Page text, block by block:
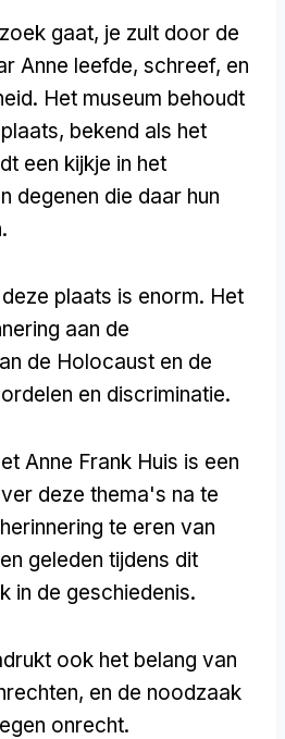
gaat, je zult door de
Anne leefde, schreef, en
Het museum behoudt
bekend als het
een kijkje in het
degenen die daar hun
plaats is enorm. Het
aan de
de Holocaust en de
en discriminatie.
Anne Frank Huis is een
deze thema's na te
te eren van
geleden tijdens dit
in de geschiedenis.
ook het belang van
en de noodzaak
onrecht.